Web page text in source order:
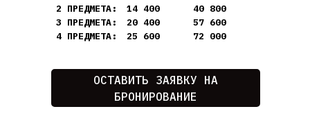
ОСТАВИТЬ ЗАЯВКУ НА
БРОНИРОВАНИЕ
2 ПРЕДМЕТА:
3 ПРЕДМЕТА:
4 ПРЕДМЕТА:
14 400
20 400
25 600
40 800
57 600
72 000